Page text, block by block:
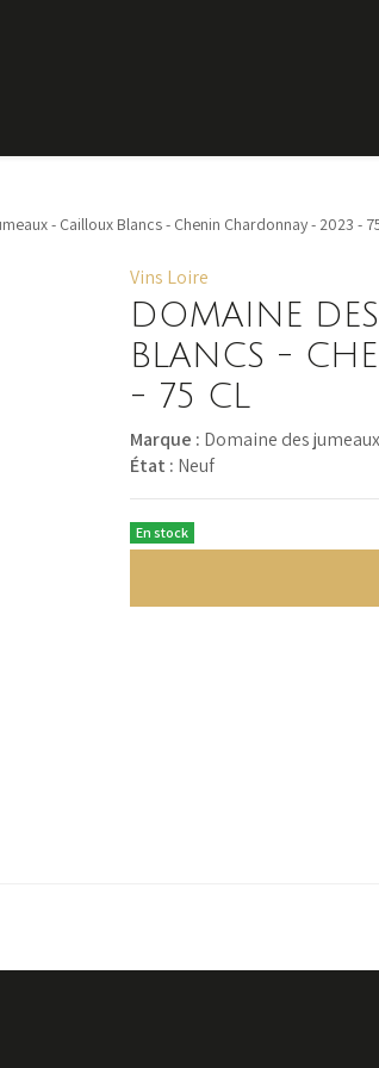
- Cailloux Blancs - Chenin Chardonnay - 2023 -
Vins Loire
DOMAINE
BLANCS -
- 75 CL
Marque : Domaine des jumeaux
État : Neuf
En stock